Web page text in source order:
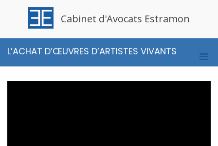
Cabinet d'Avocats Estramon
pour
L’ACHAT D’ŒUVRES D’ARTISTES VIVANTS